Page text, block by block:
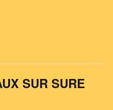
SUR SURE